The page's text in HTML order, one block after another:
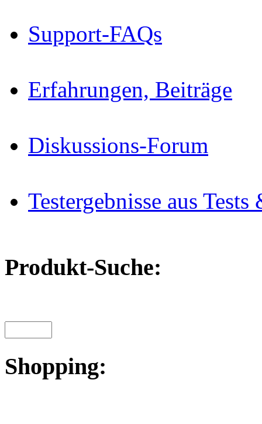
Support-FAQs
Erfahrungen, Beiträge
Diskussions-Forum
Testergebnisse aus
Produkt-Suche:
Shopping: